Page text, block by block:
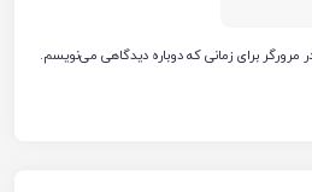
مرورگر برای زمانی که دوباره دیدگاهی می‌نویسم.